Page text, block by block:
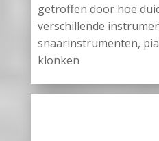
getroffen door hoe
verschillende
snaarinstrumenten,
klonken